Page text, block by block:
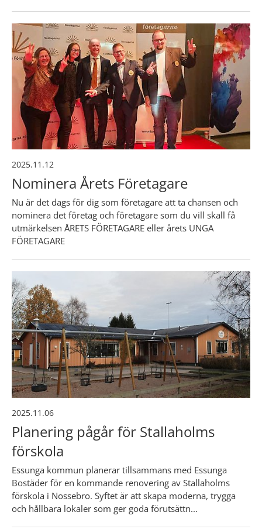
2025.11.12
Nominera Årets Företagare
Nu är det dags för dig som företagare att ta chansen och
nominera det företag och företagare som du vill skall få
utmärkelsen ÅRETS FÖRETAGARE eller årets UNGA
FÖRETAGARE
2025.11.06
Planering pågår för Stallaholms
förskola
Essunga kommun planerar tillsammans med Essunga
Bostäder för en kommande renovering av Stallaholms
förskola i Nossebro. Syftet är att skapa moderna, trygga
och hållbara lokaler som ger goda förutsättn...